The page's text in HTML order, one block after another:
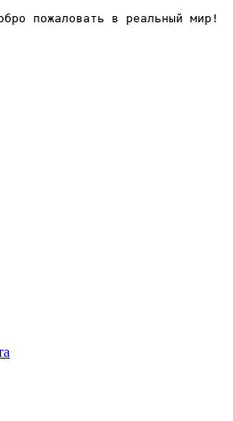
пожаловать в реальный мир!